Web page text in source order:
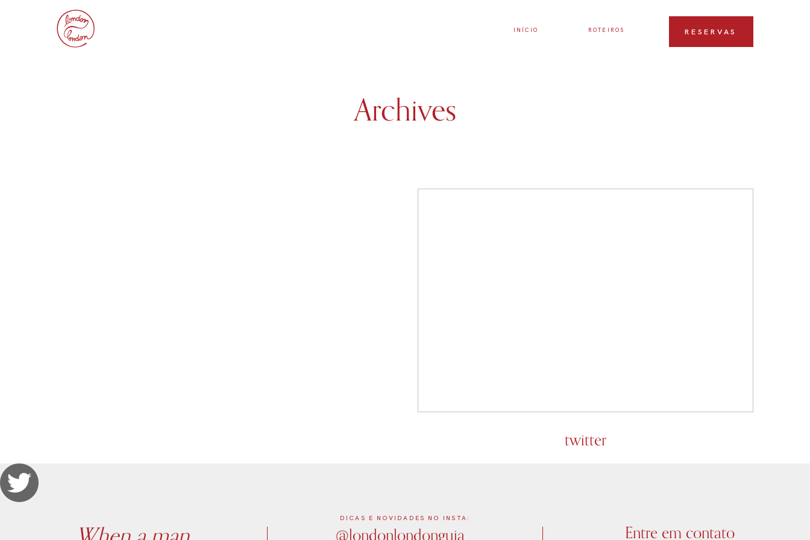
INÍCIO ROTEIROS RESERVAS
Archives
twitter
DICAS E NOVIDADES NO INSTA:
Entre em contato
@londonlondonguia